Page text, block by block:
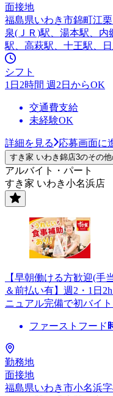
面接地
福島県いわき市錦町江栗
泉(ＪＲ)駅、湯本駅、
駅、高萩駅、十王駅、
シフト
1日2時間 週2日からOK
交通費支給
未経験OK
詳細を見る 応募画面に
すき家 いわき錦店3のその
アルバイト・パート
すき家 いわき小名浜店
【早朝働ける方歓迎(
＆前払い有】週2・1日
ニュアル完備で初バイ
ファーストフード
勤務地
面接地
福島県いわき市小名浜